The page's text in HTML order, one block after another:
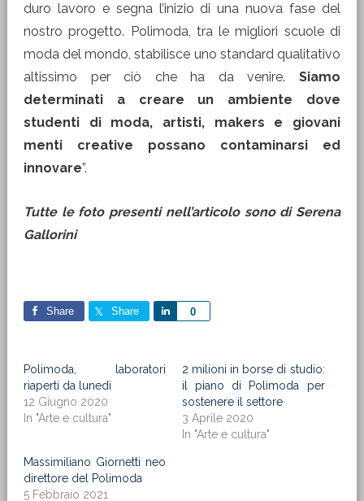
duro lavoro e segna l’inizio di una nuova fase del
nostro progetto. Polimoda, tra le migliori scuole di
moda del mondo, stabilisce uno standard qualitativo
altissimo per ciò che ha da venire.Siamo
determinati a creare un ambiente dove
studenti di moda, artisti, makers e giovani
menti creative possano contaminarsi ed
innovare”.
Tutte le foto presenti nell’articolo sono di Serena
Gallorini
Share Share 0
Share
Polimoda, laboratori
riaperti da lunedì
12 Giugno 2020
In "Arte e cultura"
2 milioni in borse di studio:
il piano di Polimoda per
sostenere il settore
3 Aprile 2020
In "Arte e cultura"
Massimiliano Giornetti neo
direttore del Polimoda
5 Febbraio 2021